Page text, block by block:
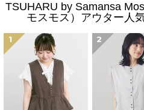
TSUHARU by Samansa
モスモス）アウター人
1 2